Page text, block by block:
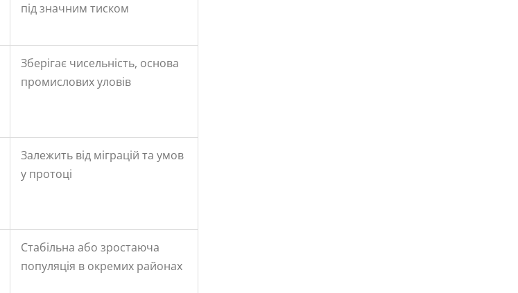
під значним тиском
Зберігає чисельність, основа
промислових уловів
Залежить від міграцій та умов
у протоці
Стабільна або зростаюча
популяція в окремих районах